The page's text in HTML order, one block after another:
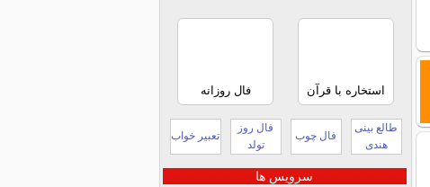
استخاره با قرآن فال روزانه
طالع بینی
هندی
فال چوب
فال روز
تولد
تعبیر خواب
سرویس ها